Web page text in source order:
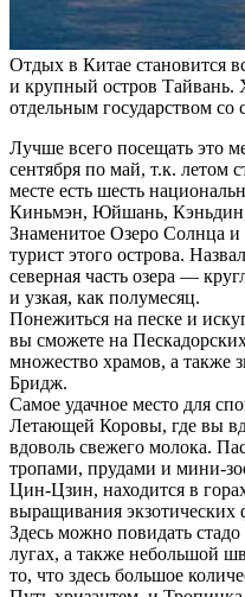
Отдых в Китае становится
и крупный остров Тайвань.
отдельным государством со
Лучше всего посещать это
сентября по май, т.к. летом
месте есть шесть
Киньмэн, Юйшань,
Знаменитое Озеро Солнца
турист этого острова.
северная часть озера —
и узкая, как полумесяц.
Понежиться на песке и
вы сможете на
множество храмов, а также
Бридж.
Самое удачное место для
Летающей Коровы, где вы
вдоволь свежего молока.
тропами, прудами и мини-
Цин-Цзин, находится в
выращивания экзотических
Здесь можно повидать
лугах, а также небольшой
то, что здесь большое